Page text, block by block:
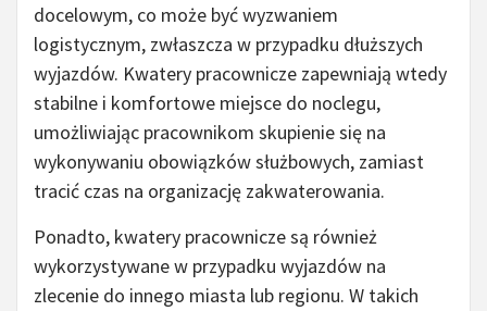
docelowym, co może być wyzwaniem
logistycznym, zwłaszcza w przypadku dłuższych
wyjazdów. Kwatery pracownicze zapewniają wtedy
stabilne i komfortowe miejsce do noclegu,
umożliwiając pracownikom skupienie się na
wykonywaniu obowiązków służbowych, zamiast
tracić czas na organizację zakwaterowania.
Ponadto, kwatery pracownicze są również
wykorzystywane w przypadku wyjazdów na
zlecenie do innego miasta lub regionu. W takich